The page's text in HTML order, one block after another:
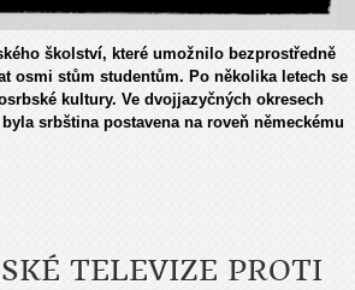
školství, které umožnilo bezprostředně
osmi stům studentům. Po několika letech se
kultury. Ve dvojjazyčných okresech
srbština postavena na roveň německému
TELEVIZE PROTI